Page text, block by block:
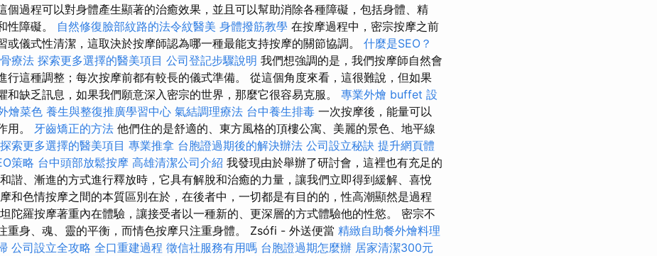
個過程可以對身體產生顯著的治癒效果，並且可以幫助消除各種障礙，包括身體、精
性障礙。
自然修復臉部紋路的法令紋醫美 身體撥筋教學 在按摩過程中，密宗按摩之前
或儀式性清潔，這取決於按摩師認為哪一種最能支持按摩的關節協調。 什麼是SEO？
療法 探索更多選擇的醫美項目 公司登記步驟說明 我們想強調的是，我們按摩師自然會
行這種調整；每次按摩前都有較長的儀式準備。 從這個角度來看，這很難說，但如果
和缺乏訊息，如果我們願意深入密宗的世界，那麼它很容易克服。 專業外燴 buffet 設
燴菜色 養生與整復推廣學習中心 氣結調理療法 台中養生排毒 一次按摩後，能量可以
用。 牙齒矯正的方法 他們住的是舒適的、東方風格的頂樓公寓、美麗的景色、地平線
探索更多選擇的醫美項目 專業推拿 台胞證過期後的解決辦法 公司設立秘訣 提升網頁體
策略 台中頭部放鬆按摩 高雄清潔公司介紹 我發現由於舉辦了研討會，這裡也有充足的
諧、漸進的方式進行釋放時，它具有解脫和治癒的力量，讓我們立即得到緩解、喜悅
和色情按摩之間的本質區別在於，在後者中，一切都是有目的的，性高潮顯然是過程
陀羅按摩著重內在體驗，讓接受者以一種新的、更深層的方式體驗他的性慾。 密宗不
重身、魂、靈的平衡，而情色按摩只注重身體。 Zsófi - 外送便當 精緻自助餐外燴料理
公司設立全攻略 全口重建過程 徵信社服務有用嗎 台胞證過期怎麼辦 居家清潔300元